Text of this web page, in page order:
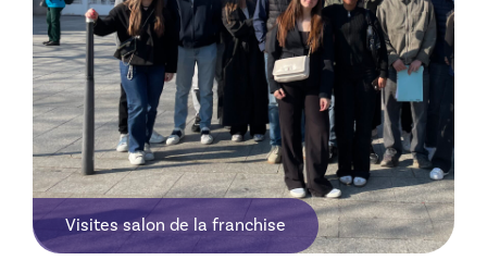
Visites salon de la franchise